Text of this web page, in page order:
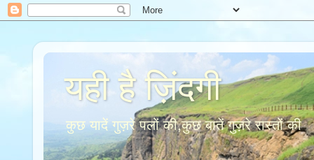
यही है ज़िंदगी
कुछ यादें गुज़रे पलों की,कुछ बातें गुज़रे रास्तों की